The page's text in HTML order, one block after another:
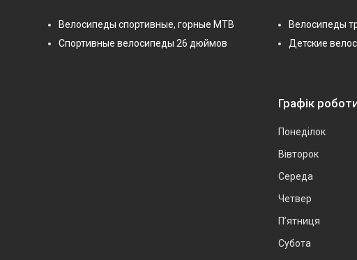
Велосипеды спортивные, горные МТВ
Спортивные велосипеды 26 дюймов
Велосипеды
Детские
Графік
Понеділок
Вівторок
Середа
Четвер
Пʼятниця
Субота